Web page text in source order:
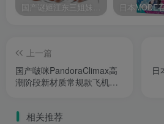
国产谜姬江东三姐妹国潮飞机杯低中高刺激度全覆盖飞机杯测评报告
上一篇
国产啵咪PandoraClimax高
潮阶段新材质常规款飞机杯
日
相关推荐